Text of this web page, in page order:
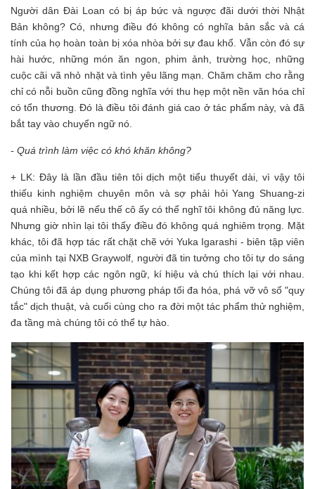
Người dân Đài Loan có bị áp bức và ngược đãi dưới thời Nhật
Bản không? Có, nhưng điều đó không có nghĩa bản sắc và cá
tính của họ hoàn toàn bị xóa nhòa bởi sự đau khổ. Vẫn còn đó sự
hài hước, những món ăn ngon, phim ảnh, trường học, những
cuộc cãi vã nhỏ nhặt và tình yêu lãng mạn. Chăm chăm cho rằng
chỉ có nỗi buồn cũng đồng nghĩa với thu hẹp một nền văn hóa chỉ
có tổn thương. Đó là điều tôi đánh giá cao ở tác phẩm này, và đã
bắt tay vào chuyển ngữ nó.
- Quá trình làm việc có khó khăn không?
+ LK: Đây là lần đầu tiên tôi dịch một tiểu thuyết dài, vì vậy tôi
thiếu kinh nghiệm chuyên môn và sợ phải hỏi Yang Shuang-zi
quá nhiều, bởi lẽ nếu thế cô ấy có thể nghĩ tôi không đủ năng lực.
Nhưng giờ nhìn lại tôi thấy điều đó không quá nghiêm trọng. Mặt
khác, tôi đã hợp tác rất chặt chẽ với Yuka Igarashi - biên tập viên
của mình tại NXB Graywolf, người đã tin tưởng cho tôi tự do sáng
tạo khi kết hợp các ngôn ngữ, kí hiệu và chú thích lại với nhau.
Chúng tôi đã áp dụng phương pháp tối đa hóa, phá vỡ vô số "quy
tắc" dịch thuật, và cuối cùng cho ra đời một tác phẩm thử nghiệm,
đa tầng mà chúng tôi có thể tự hào.